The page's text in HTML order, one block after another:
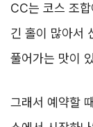
CC는 코스 조
긴 홀이 많아서
풀어가는 맛이
그래서 예약할